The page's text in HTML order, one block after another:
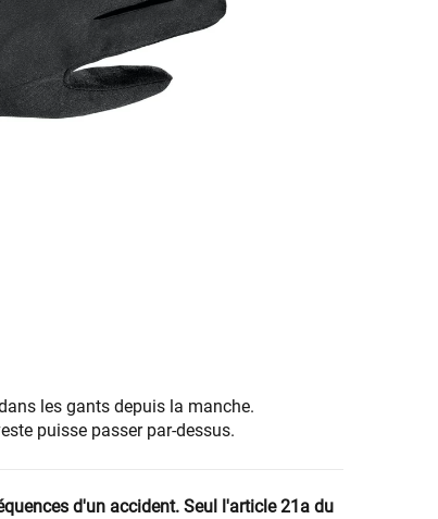
les gants depuis la manche.
puisse passer par-dessus.
d'un accident. Seul l'article 21a du